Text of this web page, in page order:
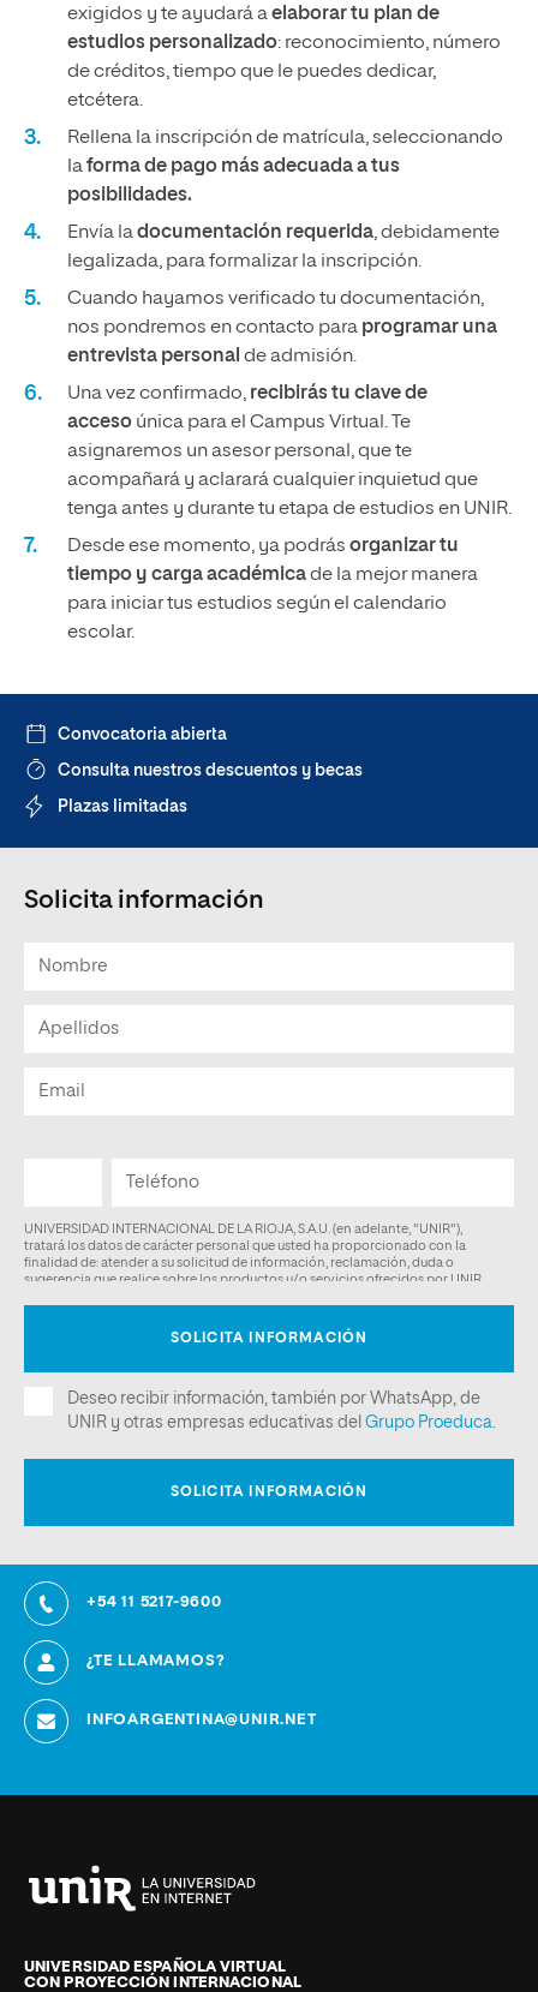
exigidos y te ayudará aelaborar tu plan de
estudios personalizado: reconocimiento, número
de créditos, tiempo que le puedes dedicar,
etcétera.
Rellena la inscripción de matrícula, seleccionando
laforma de pago más adecuada a tus
posibilidades.
Envía ladocumentación requerida, debidamente
legalizada, para formalizar la inscripción.
Cuando hayamos verificado tu documentación,
nos pondremos en contacto para programar una
entrevista personal de admisión.
Una vez confirmado, recibirás tu clave de
acceso única para el Campus Virtual. Te
asignaremos un asesor personal, que te
acompañará y aclarará cualquier inquietud que
tenga antes y durante tu etapa de estudios en UNIR.
Desde ese momento, ya podrás organizar tu
tiempo y carga académicade la mejor manera
para iniciar tus estudios según el calendario
escolar.
Convocatoria abierta
Consulta nuestros descuentos y becas
Plazas limitadas
Solicita información
+54 11 5217-9600
¿TE LLAMAMOS?
INFOARGENTINA@UNIR.NET
de
La
UNIVERSIDAD ESPAÑOLA VIRTUAL
CON PROYECCIÓN INTERNACIONAL